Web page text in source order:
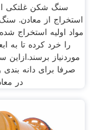
سنگ شکن غلتکی
استخراج از معادن.
مواد اولیه استخراج
را خرد کرده تا به
موردنیاز
صرفا برای دانه
در